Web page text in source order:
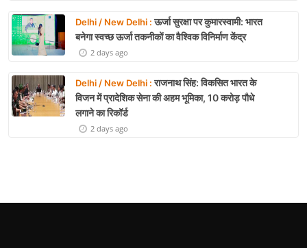
Delhi / New Delhi :ऊर्जा सुरक्षा पर कुमारस्वामी: भारत
बनेगा स्वच्छ ऊर्जा तकनीकों का वैश्विक विनिर्माण केंद्र
2 days ago
Delhi / New Delhi :राजनाथ सिंह: विकसित भारत के
विजन में प्रादेशिक सेना की अहम भूमिका, 10 करोड़ पौधे
लगाने का रिकॉर्ड
2 days ago